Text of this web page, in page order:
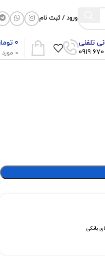
ورود / ثبت نام
تلفنی
0 مورد
0
بانکی